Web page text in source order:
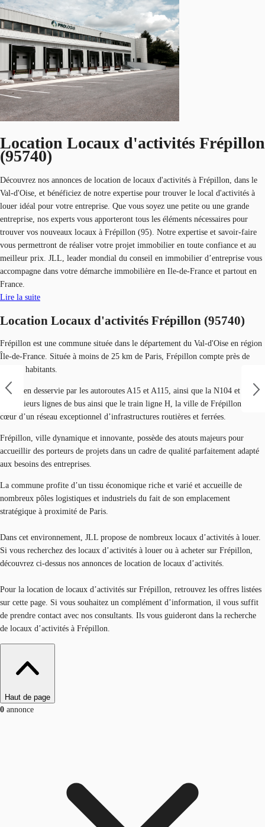
Location Locaux d'activités Frépillon
(95740)
Découvrez nos annonces de location de locaux d'activités à Frépillon, dans le
Val-d'Oise, et bénéficiez de notre expertise pour trouver le local d'activités à
louer idéal pour votre entreprise. Que vous soyez une petite ou une grande
entreprise, nos experts vous apporteront tous les éléments nécessaires pour
trouver vos nouveaux locaux à Frépillon (95). Notre expertise et savoir-faire
vous permettront de réaliser votre projet immobilier en toute confiance et au
meilleur prix. JLL, leader mondial du conseil en immobilier d’entreprise vous
accompagne dans votre démarche immobilière en Ile-de-France et partout en
France.
Lire la suite
Location Locaux d'activités Frépillon (95740)
Frépillon est une commune située dans le département du Val-d'Oise en région
Île-de-France. Située à moins de 25 km de Paris, Frépillon compte près de
27.000 habitants.
Très bien desservie par les autoroutes A15 et A115, ainsi que la N104 et dotée
de plusieurs lignes de bus ainsi que le train ligne H, la ville de Frépillon est au
cœur d’un réseau exceptionnel d’infrastructures routières et ferrées.
Frépillon, ville dynamique et innovante, possède des atouts majeurs pour
accueillir des porteurs de projets dans un cadre de qualité parfaitement adapté
aux besoins des entreprises.
La commune profite d’un tissu économique riche et varié et accueille de
nombreux pôles logistiques et industriels du fait de son emplacement
stratégique à proximité de Paris.
Dans cet environnement, JLL propose de nombreux locaux d’activités à louer.
Si vous recherchez des locaux d’activités à louer ou à acheter sur Frépillon,
découvrez ci-dessus nos annonces de location de locaux d’activités.
Pour la location de locaux d’activités sur Frépillon, retrouvez les offres listées
sur cette page. Si vous souhaitez un complément d’information, il vous suffit
de prendre contact avec nos consultants. Ils vous guideront dans la recherche
de locaux d’activités à Frépillon.
Haut de page
0 annonce